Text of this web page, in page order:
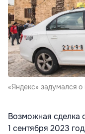
«Яндекс» задумался
Возможная сделка
1 сентября 2023